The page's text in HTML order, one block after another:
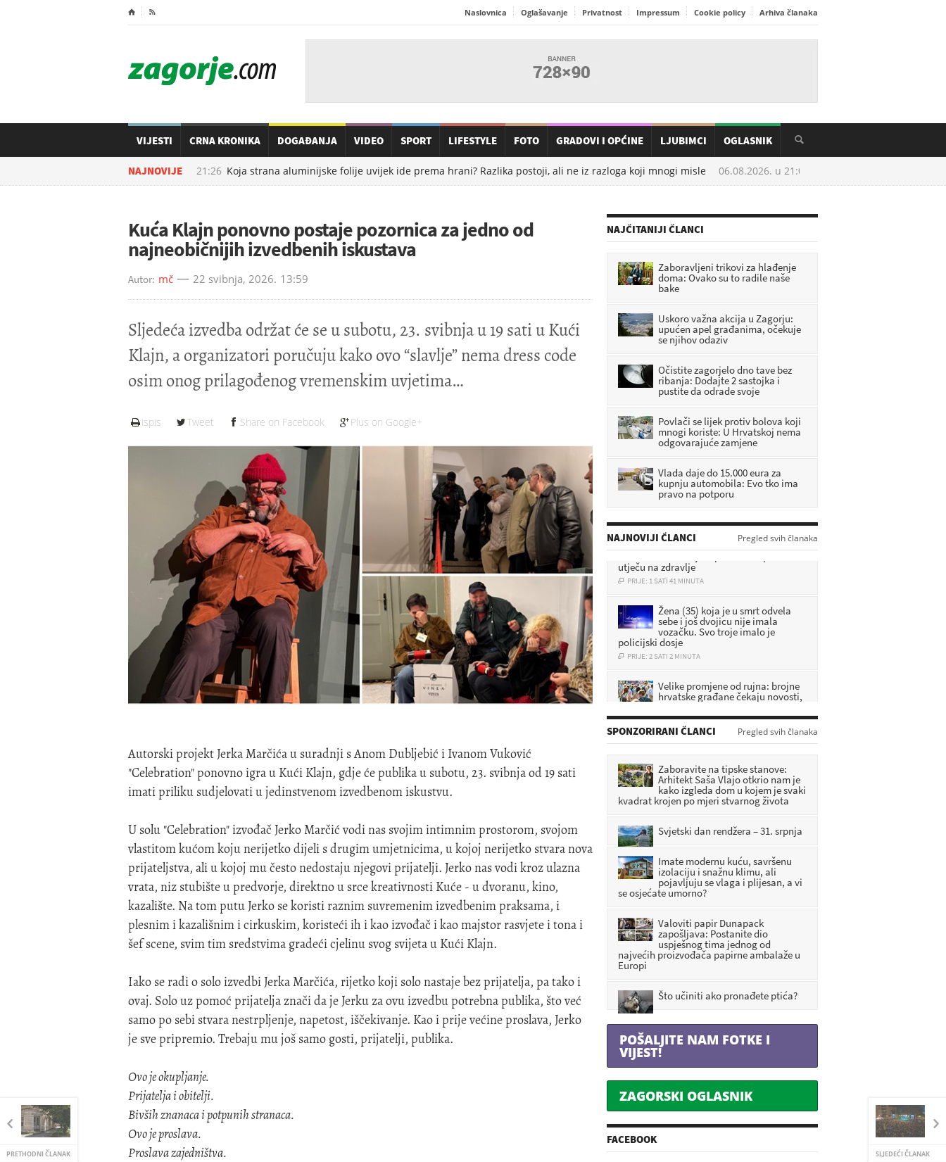
⌂  Naslovnica Oglašavanje Privatnost Impressum Cookie policy Arhiva članaka
VIJESTI CRNA KRONIKA DOGAĐANJA VIDEO SPORT LIFESTYLE FOTO GRADOVI I OPĆINE LJUBIMCI OGLASNIK
NAJNOVIJE
06.08.2026. u 21:26 Koja strana aluminijske folije uvijek ide prema hrani? Razlika postoji, ali ne iz razloga koji mnogi misle 06.08.2026. u21:05
PRETHODNI ČLANAK SLJEDEĆI ČLANAK
Kuća Klajn ponovno postaje pozornica za jedno od
najneobičnijih izvedbenih iskustava
Autor: mč 22 svibnja, 2026. 13:59
Sljedeća izvedba održat će se u subotu, 23. svibnja u 19 sati u Kući
Klajn, a organizatori poručuju kako ovo “slavlje” nema dress code
osim onog prilagođenog vremenskim uvjetima
ispis Tweet Share on Facebook Plus on Google+
Autorski projekt Jerka Marčića u suradnji s Anom Dubljebić i Ivanom Vuković
"Celebration" ponovno igra u Kući Klajn, gdje će publika u subotu, 23. svibnja od 19 sati
imati priliku sudjelovati u jedinstvenom izvedbenom iskustvu.
U solu "Celebration" izvođač Jerko Marčić vodi nas svojim intimnim prostorom, svojom
vlastitom kućom koju nerijetko dijeli s drugim umjetnicima, u kojoj nerijetko stvara nova
prijateljstva, ali u kojoj mu često nedostaju njegovi prijatelji. Jerko nas vodi kroz ulazna
vrata, niz stubište u predvorje, direktno u srce kreativnosti Kuće - u dvoranu, kino,
kazalište. Na tom putu Jerko se koristi raznim suvremenim izvedbenim praksama, i
plesnim i kazališnim i cirkuskim, koristeći ih i kao izvođač i kao majstor rasvjete i tona i
šef scene, svim tim sredstvima gradeći cjelinu svog svijeta u Kući Klajn.
Iako se radi o solo izvedbi Jerka Marčića, rijetko koji solo nastaje bez prijatelja, pa tako i
ovaj. Solo uz pomoć prijatelja znači da je Jerku za ovu izvedbu potrebna publika, što već
samo po sebi stvara nestrpljenje, napetost, iščekivanje. Kao i prije većine proslava, Jerko
je sve pripremio. Trebaju mu još samo gosti, prijatelji, publika.
Ovo je okupljanje.
Prijatelja i obitelji.
Bivših znanaca i potpunih stranaca.
Ovo je proslava.
Proslava zajedništva.
NAJČITANIJI ČLANCI
Zaboravljeni trikovi za hlađenje
doma: Ovako su to radile naše
bake
Uskoro važna akcija u Zagorju:
upućen apel građanima, očekuje
se njihov odaziv
Očistite zagorjelo dno tave bez
ribanja: Dodajte 2 sastojka i
pustite da odrade svoje
Povlači se lijek protiv bolova koji
mnogi koriste: U Hrvatskoj nema
odgovarajuće zamjene
Vlada daje do 15.000 eura za
kupnju automobila: Evo tko ima
pravo na potporu
NAJNOVIJI ČLANCI Pregled svih članaka
Od raka do razvoja djece:
Specijalistica otkrila kako
kemikalije otpada u Gospiću
utječu na zdravlje
 PRIJE: 1 SATI 41 MINUTA
sebe i još dvojicu nije imala
vozačku. Svo troje imalo je
policijski dosje
 PRIJE: 2 SATI 2 MINUTA
hrvatske građane čekaju novosti,
evo svih detalja
[FOTO] Umjetnost, priče i
tradicija obilježili vikend u
 PRIJE: 47 MINUTA
DHMZ: Stiže fronta s pljuskovima i
grmljavinom, evo gdje će najviše
 PRIJE: 1 SATI 19 MINUTA
SPONZORIRANI ČLANCI Pregled svih članaka
Zaboravite na tipske stanove:
Arhitekt Saša Vlajo otkrio nam je
kako izgleda dom u kojem je svaki
kvadrat krojen po mjeri stvarnog života
Svjetski dan rendžera – 31. srpnja
Imate modernu kuću, savršenu
izolaciju i snažnu klimu, ali
pojavljuju se vlaga i plijesan, a vi
se osjećate umorno?
Valoviti papir Dunapack
zapošljava: Postanite dio
uspješnog tima jednog od
najvećih proizvođača papirne ambalaže u
Europi
Što učiniti ako pronađete ptića?
POŠALJITE NAM FOTKE I
VIJEST!
ZAGORSKI OGLASNIK
FACEBOOK